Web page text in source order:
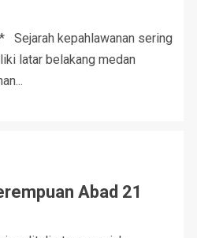
Sejarah kepahlawanan sering
latar belakang medan
Abad 21